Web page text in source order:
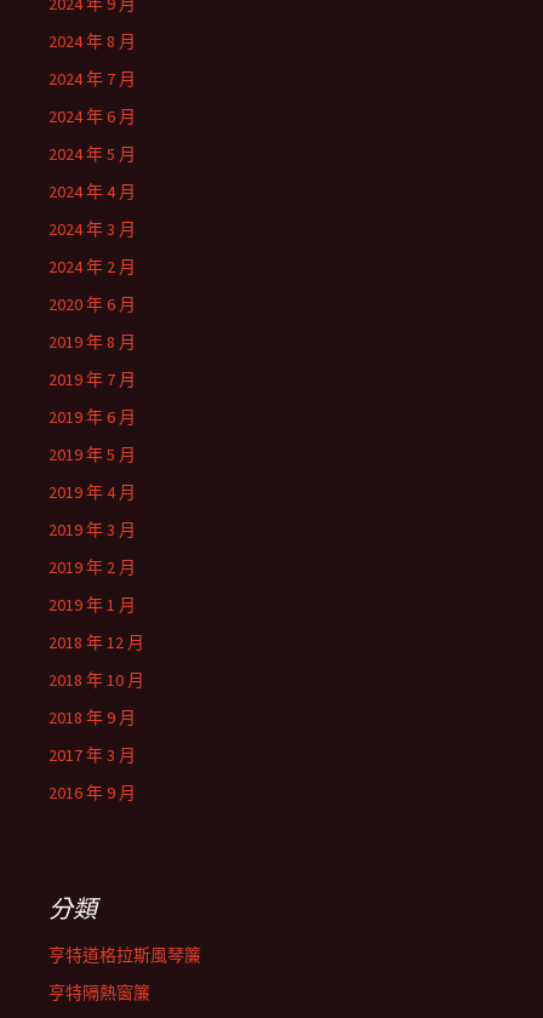
2024 年 8 月
2024 年 7 月
2024 年 6 月
2024 年 5 月
2024 年 4 月
2024 年 3 月
2024 年 2 月
2020 年 6 月
2019 年 8 月
2019 年 7 月
2019 年 6 月
2019 年 5 月
2019 年 4 月
2019 年 3 月
2019 年 2 月
2019 年 1 月
2018 年 12 月
2018 年 10 月
2018 年 9 月
2017 年 3 月
2016 年 9 月
分類
亨特道格拉斯風琴簾
亨特隔熱窗簾